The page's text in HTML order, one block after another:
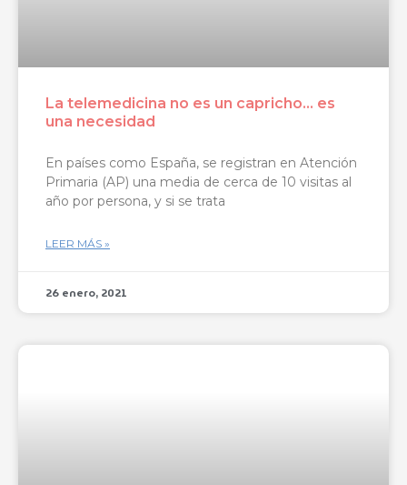
La telemedicina no es un capricho… es
una necesidad
En países como España, se registran en Atención
Primaria (AP) una media de cerca de 10 visitas al
año por persona, y si se trata
LEER MÁS »
26 enero, 2021